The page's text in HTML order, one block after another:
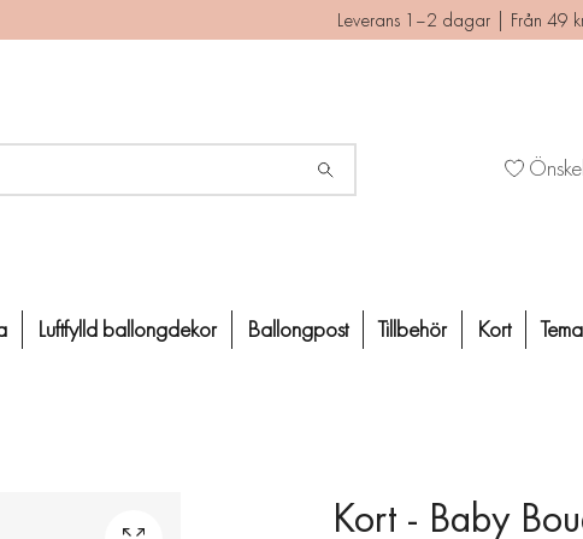
Leverans 1–2 dagar | Från 49
Luftfylld ballongdekor Ballongpost Tillbehör Kort
Kort - Baby